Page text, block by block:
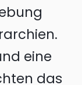
eine
das